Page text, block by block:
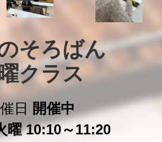
そろばん
クラス
日
開催中
曜 10:10～11:20